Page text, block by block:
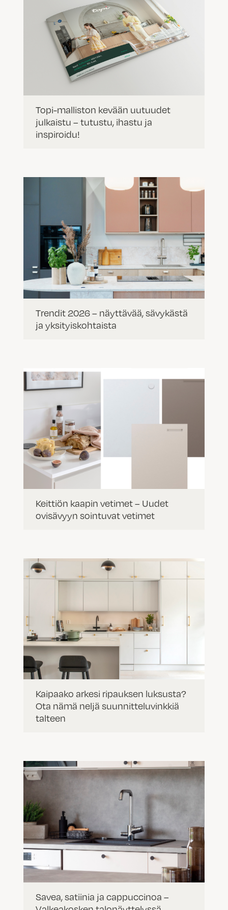
Topi-malliston kevään uutuudet
julkaistu – tutustu, ihastu ja
inspiroidu!
Trendit 2026 – näyttävää, sävykästä
ja yksityiskohtaista
Keittiön kaapin vetimet – Uudet
ovisävyyn sointuvat vetimet
Kaipaako arkesi ripauksen luksusta?
Ota nämä neljä suunnitteluvinkkiä
talteen
Savea, satiinia ja cappuccinoa –